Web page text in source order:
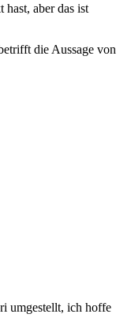
hast, aber das ist
die Aussage von
umgestellt, ich hoffe